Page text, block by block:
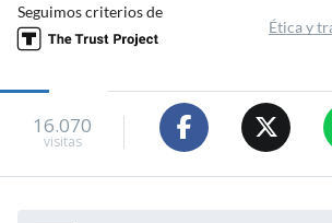
Seguimos criterios de
Ética y
16.070
visitas